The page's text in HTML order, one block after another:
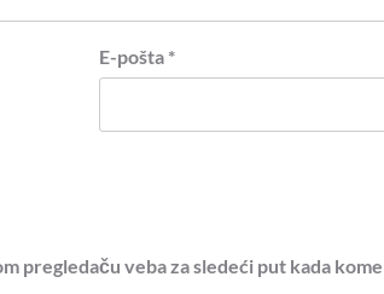
E-pošta *
pregledaču veba za sledeći put kada